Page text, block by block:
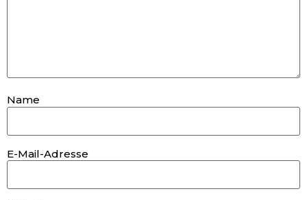
Name
E-Mail-Adresse